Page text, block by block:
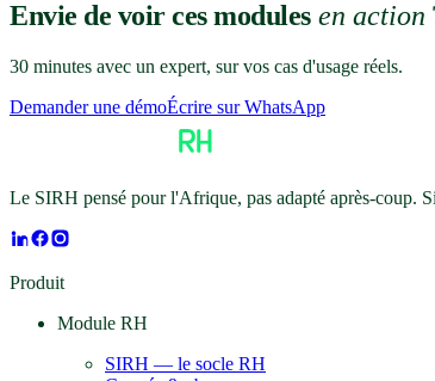
Envie de voir ces modules en action
30 minutes avec un expert, sur vos cas d'usage réels.
Demander une démoÉcrire sur WhatsApp
Le SIRH pensé pour l'Afrique, pas adapté après-coup.
Produit
Module RH
SIRH — le socle RH